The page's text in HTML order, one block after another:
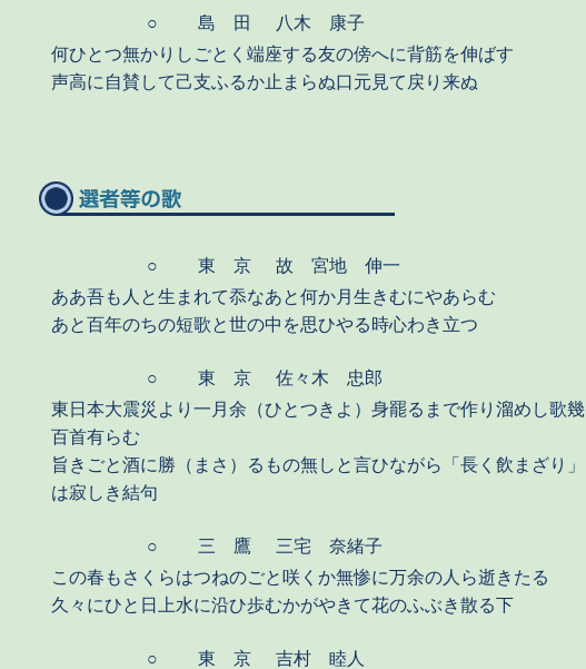
○ 島 田
八木 康子
何ひとつ無かりしごとく端座する友の傍へに背筋を伸ばす
声高に自賛して己支ふるか止まらぬ口元見て戻り来ぬ
○ 東 京
故 宮地 伸一
ああ吾も人と生まれて忝なあと何か月生きむにやあらむ
あと百年のちの短歌と世の中を思ひやる時心わき立つ
○ 東 京
佐々木 忠郎
東日本大震災より一月余（ひとつきよ）身罷るまで作り溜めし歌幾
百首有らむ
旨きごと酒に勝（まさ）るもの無しと言ひながら「長く飲まざり」
は寂しき結句
○ 三 鷹
三宅 奈緒子
この春もさくらはつねのごと咲くか無惨に万余の人ら逝きたる
久々にひと日上水に沿ひ歩むかがやきて花のふぶき散る下
○ 東 京
吉村 睦人